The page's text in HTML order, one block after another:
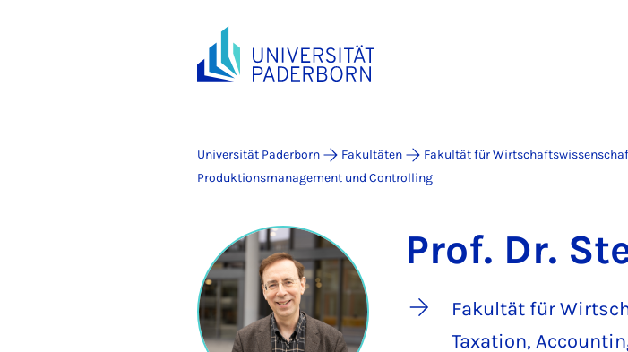
Universität Paderborn Fakultäten Fakultät für
Produktionsmanagement und Controlling
Prof. Dr.
Fakultät für
Taxation,